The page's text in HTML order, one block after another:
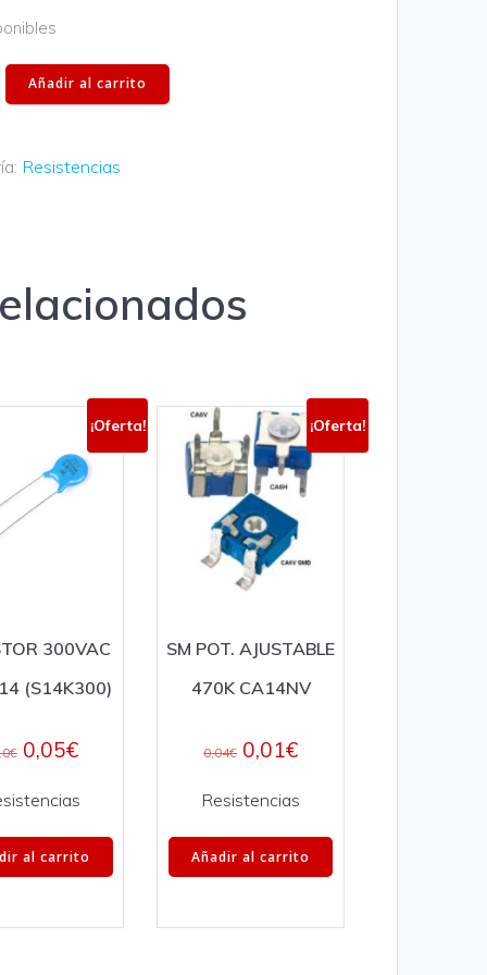
Añadir al carrito
Resistencias
¡Oferta!
300VAC
(S14K300)
€ 0,05€
al carrito
¡Oferta!
SM POT. AJUSTABLE
470K CA14NV
0,04€ 0,01€
Resistencias
Añadir al carrito